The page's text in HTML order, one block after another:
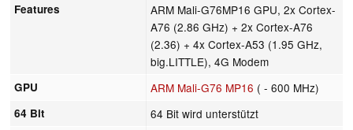
Features
ARM Mali-G76MP16 GPU, 2x Cortex-
A76 (2.86 GHz) + 2x Cortex-A76
(2.36) + 4x Cortex-A53 (1.95 GHz,
big.LITTLE), 4G Modem
GPU ARM Mali-G76 MP16 ( - 600 MHz)
64 Bit 64 Bit wird unterstützt